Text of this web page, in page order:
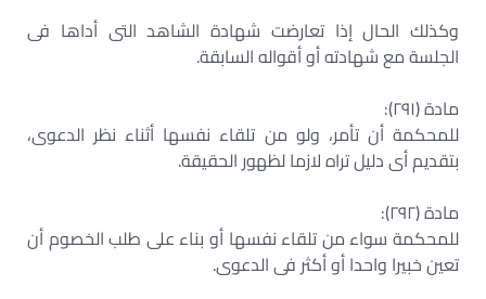
وكذلك الحال إذا تعارضت شهادة الشاهد التى أداها فى
الجلسة مع شهادته أو أقواله السابقة.
مادة (٢٩١):
للمحكمة أن تأمر، ولو من تلقاء نفسها أثناء نظر الدعوى،
بتقديم أى دليل تراه لازما لظهور الحقيقة.
مادة (٢٩٢):
للمحكمة سواء من تلقاء نفسها أو بناء على طلب الخصوم أن
تعين خبيرا واحدا أو أكثر فى الدعوى.